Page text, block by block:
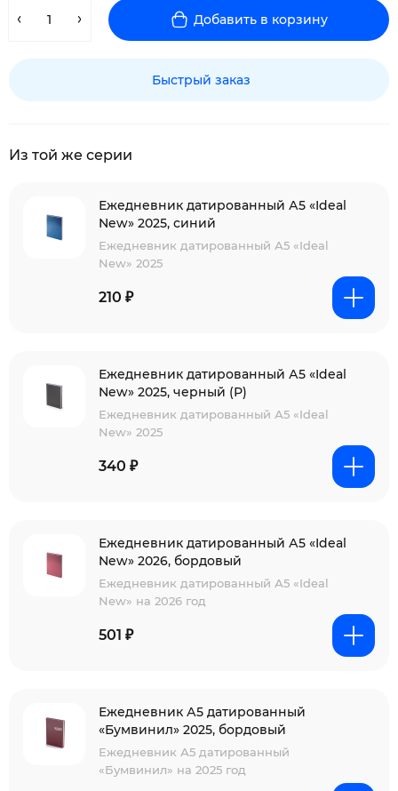
Добавить в корзину
Быстрый заказ
Из той же серии
Ежедневник датированный А5 «Ideal
New» 2025, синий
Ежедневник датированный А5 «Ideal
New» 2025
210 ₽
Ежедневник датированный А5 «Ideal
New» 2025, черный (Р)
Ежедневник датированный А5 «Ideal
New» 2025
340 ₽
Ежедневник датированный А5 «Ideal
New» 2026, бордовый
Ежедневник датированный А5 «Ideal
New» на 2026 год
501 ₽
Ежедневник А5 датированный
«Бумвинил» 2025, бордовый
Ежедневник А5 датированный
«Бумвинил» на 2025 год